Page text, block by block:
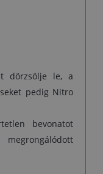
dörzsölje le, a
pedig Nitro
bevonatot